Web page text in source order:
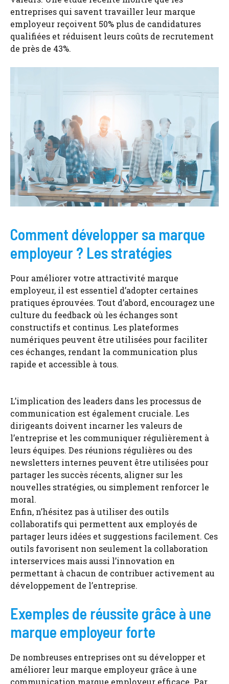
entreprises qui savent travailler leur marque
employeur reçoivent 50% plus de candidatures
qualifiées et réduisent leurs coûts de recrutement
de près de 43%.
Comment développer sa marque
employeur ? Les stratégies
Pour améliorer votre attractivité marque
employeur, il est essentiel d’adopter certaines
pratiques éprouvées. Tout d’abord, encouragez une
culture du feedback où les échanges sont
constructifs et continus. Les plateformes
numériques peuvent être utilisées pour faciliter
ces échanges, rendant la communication plus
rapide et accessible à tous.
L’implication des leaders dans les processus de
communication est également cruciale. Les
dirigeants doivent incarner les valeurs de
l’entreprise et les communiquer régulièrement à
leurs équipes. Des réunions régulières ou des
newsletters internes peuvent être utilisées pour
partager les succès récents, aligner sur les
nouvelles stratégies, ou simplement renforcer le
moral.
Enfin, n’hésitez pas à utiliser des outils
collaboratifs qui permettent aux employés de
partager leurs idées et suggestions facilement. Ces
outils favorisent non seulement la collaboration
interservices mais aussi l’innovation en
permettant à chacun de contribuer activement au
développement de l’entreprise.
Exemples de réussite grâce à une
marque employeur forte
De nombreuses entreprises ont su développer et
améliorer leur marque employeur grâce à une
communication marque employeur efficace. Par